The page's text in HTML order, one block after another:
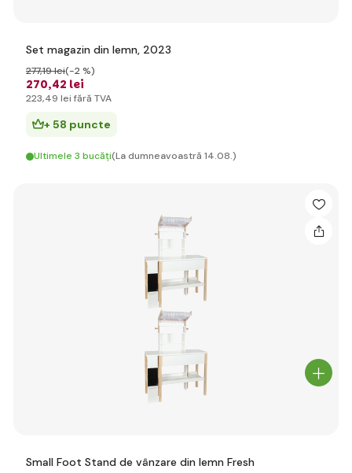
Set magazin din lemn, 2023
270,42 lei
277,19 lei(-2 %)
223,49 lei fără TVA
+ 58 puncte
Ultimele 3 bucăți(La dumneavoastră 14.08.)
Small Foot Stand de vânzare din lemn Fresh